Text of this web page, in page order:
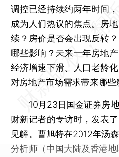
调控已经持续约两年时间
成为人们热议的焦点。房
续？房价是否会出现反转
哪些影响？未来一年房地
经济增速下滑、人口老龄
对房地产市场需求带来哪些
10月23日国金证券房地
财新记者的专访时，发表
见解。曹旭特在2012年汤
分析师（中国大陆及香港